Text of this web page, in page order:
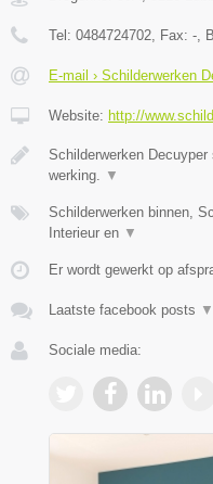
Tel: 0484724702 , Fax: - ,
E-mail › Schilderwerken
Website: http://
Schilderwerken
werking.
▼
Schilderwerken binnen,
Interieur en ▼
Er wordt gewerkt op
Laatste facebook posts ▼
Sociale media: